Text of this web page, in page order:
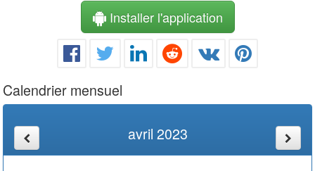
Installer l'application
Calendrier mensuel
avril 2023